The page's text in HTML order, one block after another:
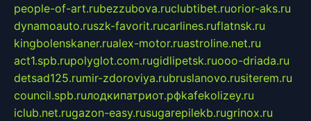
people-of-art.rubezzubova.ruclubtibet.ruorior-aks.ru
dynamoauto.ruszk-favorit.rucarlines.ruflatnsk.ru
kingbolenskaner.rualex-motor.ruastroline.net.ru
act1.spb.rupolyglot.com.rugidlipetsk.ruooo-driada.ru
detsad125.rumir-zdoroviya.rubruslanovo.rusiterem.ru
council.spb.ruлодкипатриот.рфkafekolizey.ru
iclub.net.rugazon-easy.rusugarepilekb.rugrinox.ru